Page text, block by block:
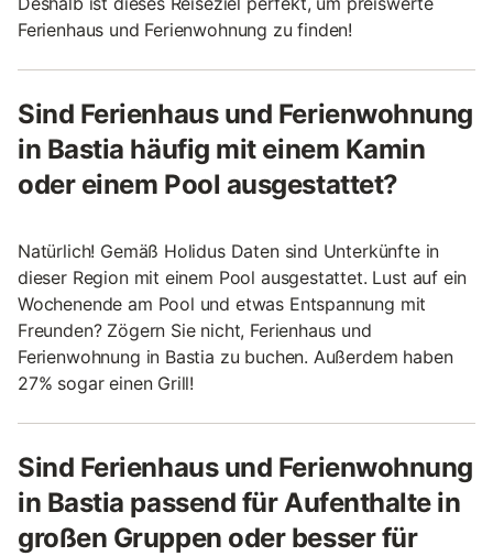
Ferienhaus und Ferienwohnung zu finden!
Sind Ferienhaus und Ferienwohnung
in Bastia häufig mit einem Kamin
oder einem Pool ausgestattet?
Natürlich! Gemäß Holidus Daten sind Unterkünfte in
dieser Region mit einem Pool ausgestattet. Lust auf ein
Wochenende am Pool und etwas Entspannung mit
Freunden? Zögern Sie nicht, Ferienhaus und
Ferienwohnung in Bastia zu buchen. Außerdem haben
27% sogar einen Grill!
Sind Ferienhaus und Ferienwohnung
in Bastia passend für Aufenthalte in
großen Gruppen oder besser für